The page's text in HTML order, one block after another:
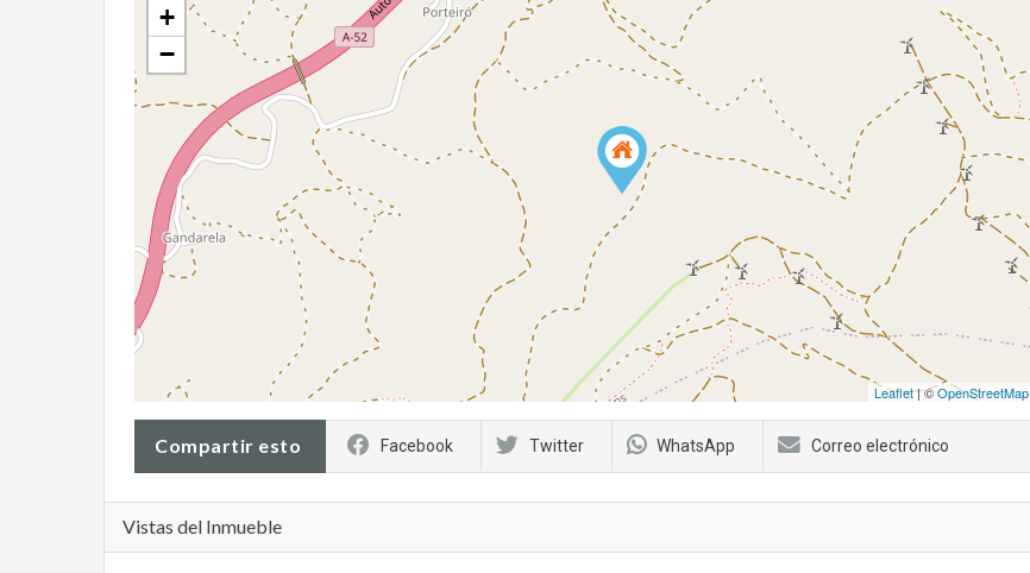
+
−
Leaflet| ©OpenStreetMap
Compartir esto Facebook Twitter WhatsApp Correo electrónico
Vistas del Inmueble